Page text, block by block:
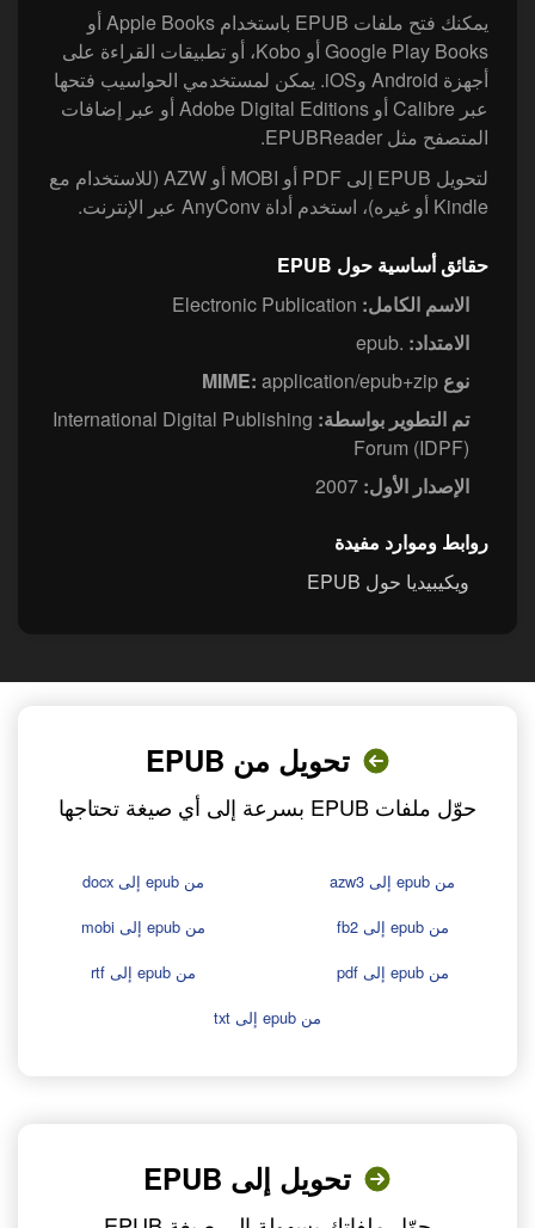
يمكنك فتح ملفات EPUB باستخدام Apple Books أو
Google Play Books أو Kobo، أو تطبيقات القراءة على
أجهزة Android وiOS. يمكن لمستخدمي الحواسيب فتحها
عبر Calibre أو Adobe Digital Editions أو عبر إضافات
المتصفح مثل EPUBReader.
لتحويل EPUB إلى PDF أو MOBI أو AZW (للاستخدام مع
Kindle أو غيره)، استخدم أداة AnyConv عبر الإنترنت.
حقائق أساسية حول EPUB
الاسم الكامل:
الامتداد: .epub
نوع MIME: application/epub+zip
تم التطوير بواسطة: International Digital Publishing
Forum (IDPF)
الإصدار الأول:
روابط وموارد مفيدة
ويكيبيديا حول EPUB
تحويل من EPUB
حوّل ملفات EPUB بسرعة إلى أي صيغة تحتاجها
من epub إلى azw3
من epub إلى docx
من epub إلى fb2
من epub إلى mobi
من epub إلى pdf
من epub إلى rtf
من epub إلى txt
تحويل إلى EPUB